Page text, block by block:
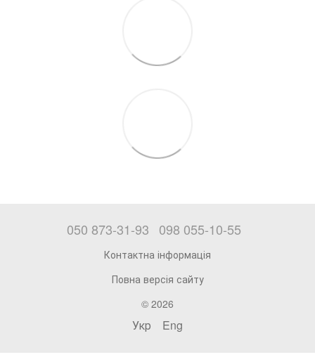
050 873-31-93 098 055-10-55
Контактна інформація
Повна версія сайту
© 2026
Укр Eng